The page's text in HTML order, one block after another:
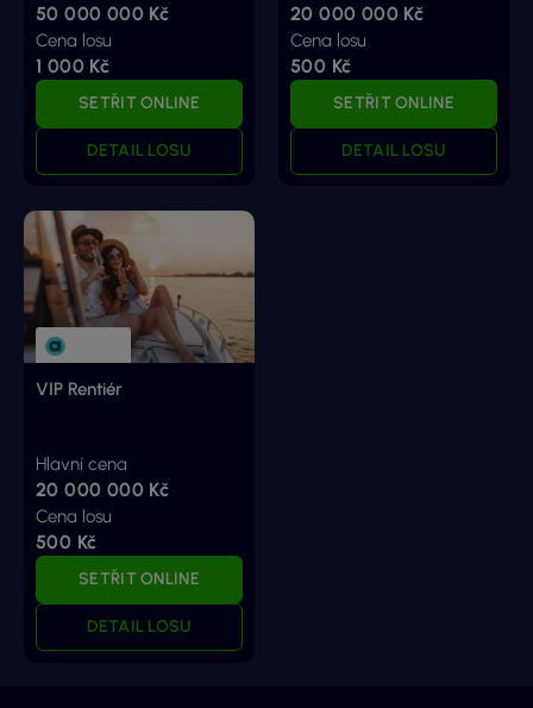
50 000 000 Kč
Cena losu
1 000 Kč
SETŘIT ONLINE
DETAIL LOSU
20 000 000 Kč
Cena losu
500 Kč
SETŘIT ONLINE
DETAIL LOSU
VIP Rentiér
Hlavní cena
20 000 000 Kč
Cena losu
500 Kč
SETŘIT ONLINE
DETAIL LOSU